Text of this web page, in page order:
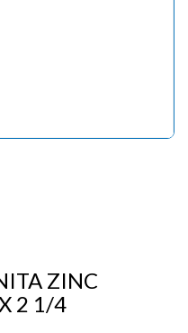
ZINC
2 1/4